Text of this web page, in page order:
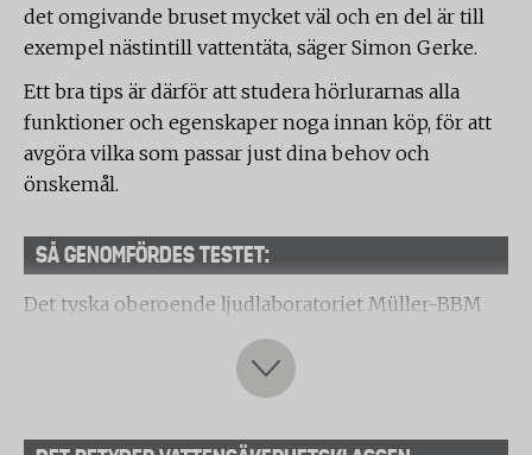
det omgivande bruset mycket väl och en del är till
exempel nästintill vattentäta, säger Simon Gerke.
Ett bra tips är därför att studera hörlurarnas alla
funktioner och egenskaper noga innan köp, för att
avgöra vilka som passar just dina behov och
önskemål.
SÅ GENOMFÖRDES TESTET:
Det tyska oberoende ljudlaboratoriet Müller-BBM
har på uppdrag av Testfakta testat tio True wireless,
brusreducerande hörlurar av typen in-ear.